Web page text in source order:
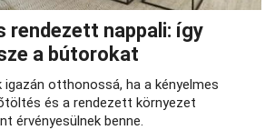
rendezett nappali: így
a bútorokat
igazán otthonossá, ha a kényelmes
és a rendezett környezet
érvényesülnek benne.